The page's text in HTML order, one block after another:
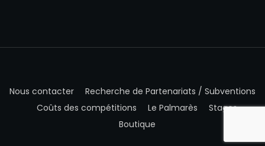
Nous contacter
Recherche de Partenariats / Subventions
Coûts des compétitions
Le Palmarès
Stages
Boutique